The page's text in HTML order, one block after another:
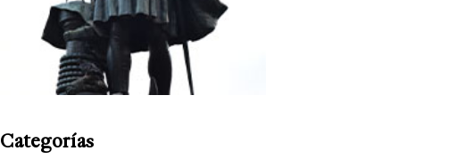
Categorías